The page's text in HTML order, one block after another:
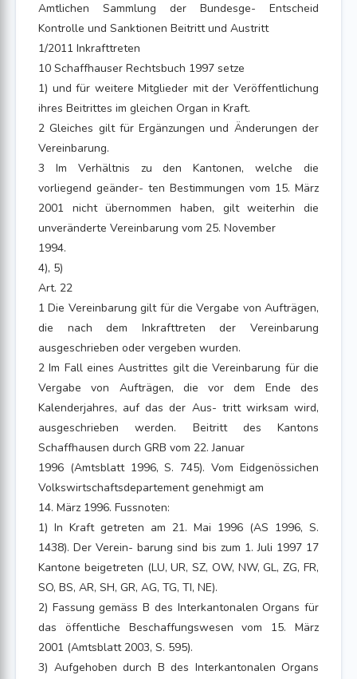
Amtlichen Sammlung der Bundesge- Entscheid
Kontrolle und Sanktionen Beitritt und Austritt
1/2011 Inkrafttreten
10 Schaffhauser Rechtsbuch 1997 setze
1) und für weitere Mitglieder mit der Veröffentlichung
ihres Beitrittes im gleichen Organ in Kraft.
2 Gleiches gilt für Ergänzungen und Änderungen der
Vereinbarung.
3 Im Verhältnis zu den Kantonen, welche die
vorliegend geänder- ten Bestimmungen vom 15. März
2001 nicht übernommen haben, gilt weiterhin die
unveränderte Vereinbarung vom 25. November
1994.
4), 5)
Art. 22
1 Die Vereinbarung gilt für die Vergabe von Aufträgen,
die nach dem Inkrafttreten der Vereinbarung
ausgeschrieben oder vergeben wurden.
2 Im Fall eines Austrittes gilt die Vereinbarung für die
Vergabe von Aufträgen, die vor dem Ende des
Kalenderjahres, auf das der Aus- tritt wirksam wird,
ausgeschrieben werden. Beitritt des Kantons
Schaffhausen durch GRB vom 22. Januar
1996 (Amtsblatt 1996, S. 745). Vom Eidgenössichen
Volkswirtschaftsdepartement genehmigt am
14. März 1996. Fussnoten:
1) In Kraft getreten am 21. Mai 1996 (AS 1996, S.
1438). Der Verein- barung sind bis zum 1. Juli 1997 17
Kantone beigetreten (LU, UR, SZ, OW, NW, GL, ZG, FR,
SO, BS, AR, SH, GR, AG, TG, TI, NE).
2) Fassung gemäss B des Interkantonalen Organs für
das öffentliche Beschaffungswesen vom 15. März
2001 (Amtsblatt 2003, S. 595).
3) Aufgehoben durch B des Interkantonalen Organs